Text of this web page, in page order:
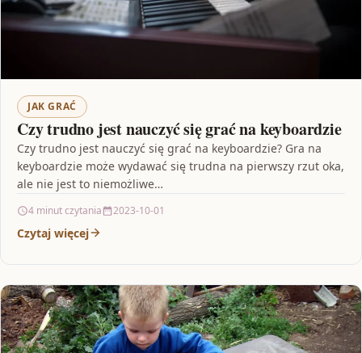
JAK GRAĆ
Czy trudno jest nauczyć się grać na keyboardzie
Czy trudno jest nauczyć się grać na keyboardzie? Gra na
keyboardzie może wydawać się trudna na pierwszy rzut oka,
ale nie jest to niemożliwe…
4 minut czytania 2023-10-01
Czytaj więcej